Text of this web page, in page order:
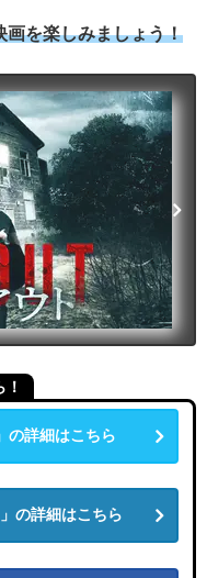
画を楽しみましょう！
の詳細はこちら
の詳細はこちら